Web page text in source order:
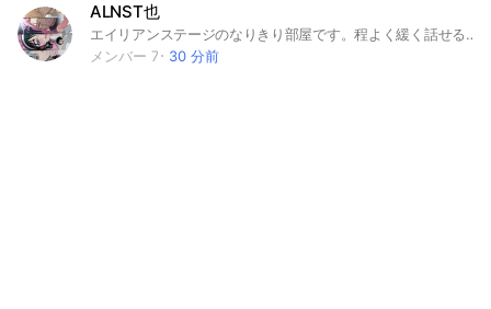
ALNST也
エイリアンステージのなりきり部屋です。程よく緩く話せる方向けの落ち着いた空間を目指しています。 NG 創作、掛け持ち、三大厨、動画、スタンプ、ボイメ、絵文字、OCに関係ない画像、無言着席、過度な下ネタ、OC特有の略語、荒らし、背後年齢未成年(18歳未満) 入る時は未定に準ずる名前で申請すること。 詳細は中で。 #エイリアンステージ #エイステ #ALNST #也 #なりきり
メンバー 7
30 分前